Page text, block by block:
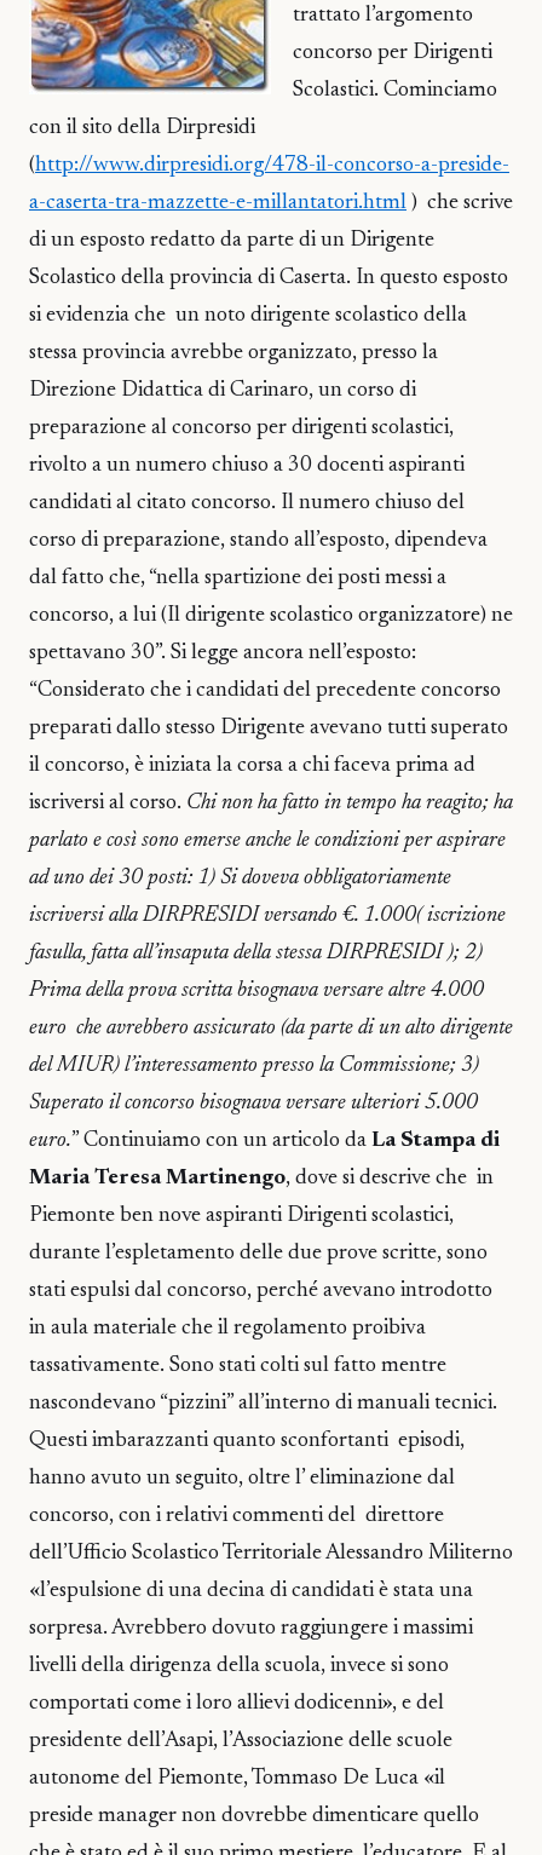
trattato l’argomento
concorso per Dirigenti
Scolastici. Cominciamo
con il sito della Dirpresidi
(http://www.dirpresidi.org/478-il-concorso-a-preside-
a-caserta-tra-mazzette-e-millantatori.html ) che scrive
di un esposto redatto da parte di un Dirigente
Scolastico della provincia di Caserta. In questo esposto
si evidenzia che un noto dirigente scolastico della
stessa provincia avrebbe organizzato, presso la
Direzione Didattica di Carinaro, un corso di
preparazione al concorso per dirigenti scolastici,
rivolto a un numero chiuso a 30 docenti aspiranti
candidati al citato concorso. Il numero chiuso del
corso di preparazione, stando all’esposto, dipendeva
dal fatto che, “nella spartizione dei posti messi a
concorso, a lui (Il dirigente scolastico organizzatore) ne
spettavano 30”. Si legge ancora nell’esposto:
“Considerato che i candidati del precedente concorso
preparati dallo stesso Dirigente avevano tutti superato
il concorso, è iniziata la corsa a chi faceva prima ad
iscriversi al corso. Chi non ha fatto in tempo ha reagito; ha
parlato e così sono emerse anche le condizioni per aspirare
ad uno dei 30 posti: 1) Si doveva obbligatoriamente
iscriversi alla DIRPRESIDI versando €. 1.000( iscrizione
fasulla, fatta all’insaputa della stessa DIRPRESIDI ); 2)
Prima della prova scritta bisognava versare altre 4.000
euro che avrebbero assicurato (da parte di un alto dirigente
del MIUR) l’interessamento presso la Commissione; 3)
Superato il concorso bisognava versare ulteriori 5.000
euro.” Continuiamo con un articolo da La Stampa di
Maria Teresa Martinengo, dove si descrive che in
Piemonte ben nove aspiranti Dirigenti scolastici,
durante l’espletamento delle due prove scritte, sono
stati espulsi dal concorso, perché avevano introdotto
in aula materiale che il regolamento proibiva
tassativamente. Sono stati colti sul fatto mentre
nascondevano “pizzini” all’interno di manuali tecnici.
Questi imbarazzanti quanto sconfortanti episodi,
hanno avuto un seguito, oltre l’ eliminazione dal
concorso, con i relativi commenti del direttore
dell’Ufficio Scolastico Territoriale Alessandro Militerno
«l’espulsione di una decina di candidati è stata una
sorpresa. Avrebbero dovuto raggiungere i massimi
livelli della dirigenza della scuola, invece si sono
comportati come i loro allievi dodicenni», e del
presidente dell’Asapi, l’Associazione delle scuole
autonome del Piemonte, Tommaso De Luca «il
preside manager non dovrebbe dimenticare quello